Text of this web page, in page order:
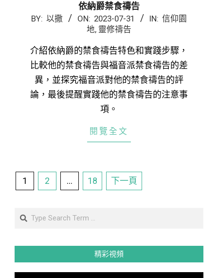
依納爵禁食禱告
2023-
31
BY: 以撒 ON: 2023-07-31 IN: 信仰園
地, 靈修禱告
介紹依納爵的禁食禱告特色和實踐步驟，
比較他的禁食禱告與福音派禁食禱告的差
異，並探究福音派對他的禁食禱告的評
論，最後提醒實踐他的禁食禱告的注意事
項。
閱覽全文
文
章
頁
1 2 ... 18 下一頁
Search
精彩視頻